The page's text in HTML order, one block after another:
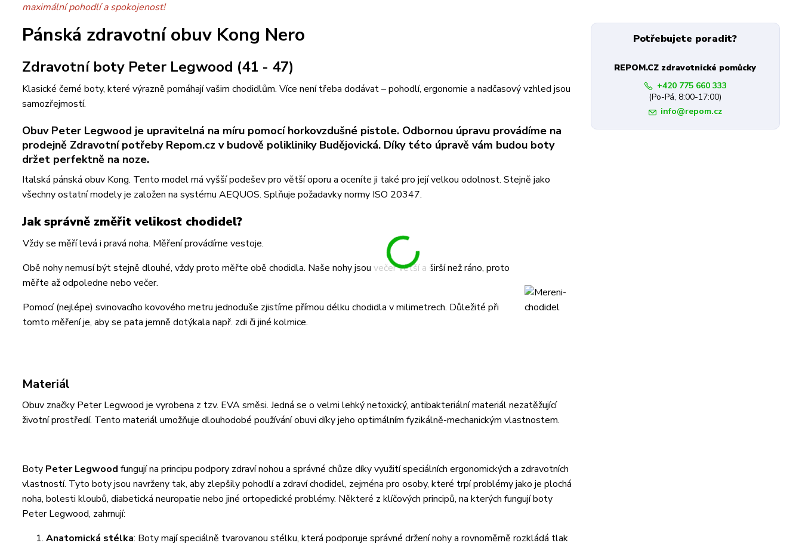
maximální pohodlí a spokojenost!
Pánská zdravotní obuv Kong Nero
Zdravotní boty Peter Legwood (41 - 47)
Klasické černé boty, které výrazně pomáhají vašim chodidlům. Více není třeba dodávat – pohodlí, ergonomie a nadčasový vzhled jsou
samozřejmostí.
Obuv Peter Legwood je upravitelná na míru pomocí horkovzdušné pistole. Odbornou úpravu provádíme na
prodejně Zdravotní potřeby Repom.cz v budově polikliniky Budějovická. Díky této úpravě vám budou boty
držet perfektně na noze.
Italská pánská obuv Kong. Tento model má vyšší podešev pro větší oporu a oceníte ji také pro její velkou odolnost. Stejně jako
všechny ostatní modely je založen na systému AEQUOS. Splňuje požadavky normy ISO 20347.
Jak správně změřit velikost chodidel?
Vždy se měří levá i pravá noha. Měření provádíme vestoje.
Obě nohy nemusí být stejně dlouhé, vždy proto měřte obě chodidla. Naše nohy jsou večer větší a širší než ráno, proto
měřte až odpoledne nebo večer.
Pomocí (nejlépe) svinovacího kovového metru jednoduše zjistíme přímou délku chodidla v milimetrech. Důležité při
tomto měření je, aby se pata jemně dotýkala např. zdi či jiné kolmice.
Materiál
Obuv značky Peter Legwood je vyrobena z tzv. EVA směsi. Jedná se o velmi lehký netoxický, antibakteriální materiál nezatěžující
životní prostředí. Tento materiál umožňuje dlouhodobé používání obuvi díky jeho optimálním fyzikálně-mechanickým vlastnostem.
Boty Peter Legwood fungují na principu podpory zdraví nohou a správné chůze díky využití speciálních ergonomických a zdravotních
vlastností. Tyto boty jsou navrženy tak, aby zlepšily pohodlí a zdraví chodidel, zejména pro osoby, které trpí problémy jako je plochá
noha, bolesti kloubů, diabetická neuropatie nebo jiné ortopedické problémy. Některé z klíčových principů, na kterých fungují boty
Peter Legwood, zahrnují:
Anatomická stélka: Boty mají speciálně tvarovanou stélku, která podporuje správné držení nohy a rovnoměrně rozkládá tlak
Potřebujete poradit?
REPOM.CZ zdravotnické pomůcky
+420 775 660 333
(Po-Pá, 8:00-17:00)
info@repom.cz